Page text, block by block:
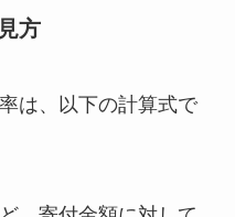
方
は、以下の計算式で